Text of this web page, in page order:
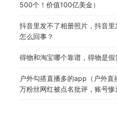
500个！价值100亿美金）
抖音里发不了相册照片，抖音
怎么回事？
得物和淘宝哪个靠谱，得物是假
户外勾搭直播多的app（户外直
万粉丝网红被点名批评，账号惨